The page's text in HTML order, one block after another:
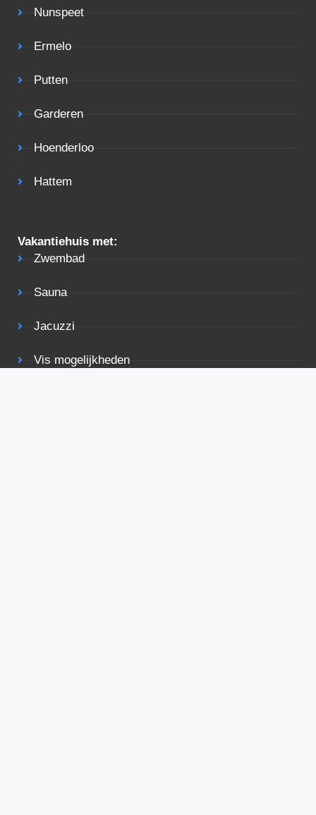
Nunspeet
Ermelo
Putten
Garderen
Hoenderloo
Hattem
Vakantiehuis met:
Zwembad
Sauna
Jacuzzi
Vis mogelijkheden